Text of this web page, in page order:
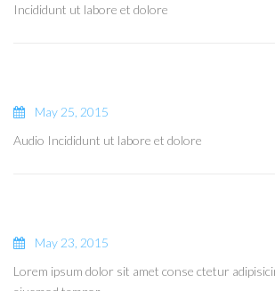
Incididunt ut labore et dolore
May 25, 2015
Audio Incididunt ut labore et dolore
May 23, 2015
Lorem ipsum dolor sit amet conse ctetur